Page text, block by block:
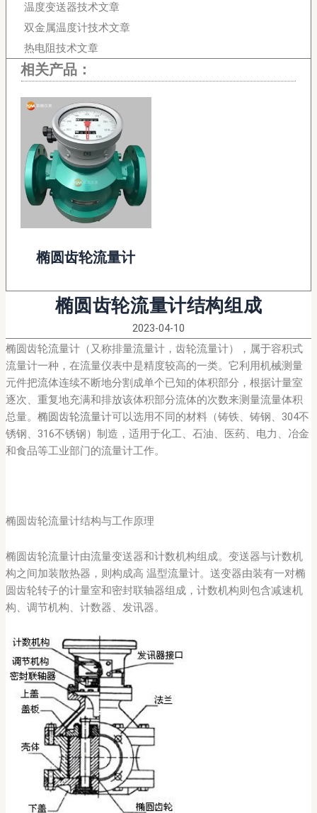
温度变送器技术文章
双金属温度计技术文章
热电阻技术文章
相关产品：
椭圆齿轮流量计
椭圆齿轮流量计结构组成
2023-04-10
椭圆齿轮流量计（又称排量流量计，齿轮流量计），属于容积式
流量计一种，在流量仪表中是精度较高的一类。它利用机械测量
元件把流体连续不断地分割成单个已知的体积部分，根据计量室
逐次、重复地充满和排放该体积部分流体的次数来测量流量体积
总量。 椭圆齿轮流量计可以选用不同的材料（铸铁、铸钢、304不
锈钢、316不锈钢）制造，适用于化工、石油、医药、电力、冶金
和食品等工业部门的流量计工作。
椭圆齿轮流量计结构与工作原理
椭圆齿轮流量计由流量变送器和计数机构组成。变送器与计数机
构之间加装散热器，则构成高 温型流量计。送变器由装有一对椭
圆齿轮转子的计量室和密封联轴器组成，计数机构则包含减速机
构、调节机构、计数器、发讯器。